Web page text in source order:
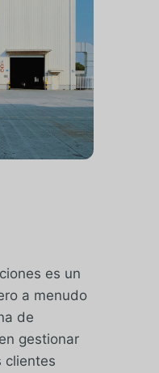
es un
a menudo
de
gestionar
clientes